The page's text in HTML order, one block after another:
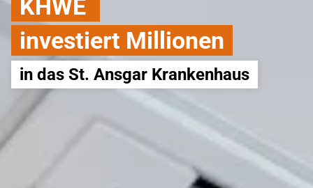
KHWE
investiert Millionen
in das St. Ansgar Krankenhaus